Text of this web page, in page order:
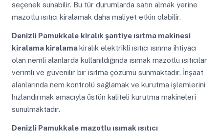
seçenek sunabilir. Bu tür durumlarda satın almak yerine
mazotlu ısıtıcı kiralamak daha maliyet etkin olabilir.
Denizli Pamukkale kiralık şantiye ısıtma makinesi
kiralama kiralamakiralık elektrikli ısıtıcı ısınma ihtiyacı
olan nemli alanlarda kullanıldığında ısımak mazotlu ısıtıcılar
verimli ve güvenilir bir ısıtma çözümü sunmaktadır. İnşaat
alanlarında nem kontrolü sağlamak ve kurutma işlemlerini
hızlandırmak amacıyla üstün kaliteli kurutma makineleri
sunulmaktadır.
Denizli Pamukkale mazotlu ısımak ısıtıcı